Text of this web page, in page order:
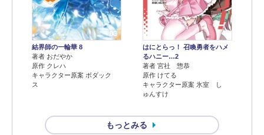
結界師の一輪華 8
著者 おだやか
原作 クレハ
キャラクター原案 ボダック
ス
はにとらっ！ 召喚勇者をハメ
るハニー…2
著者 宮社 惣恭
原作 けてる
キャラクター原案 氷室 し
ゅんすけ
もっとみる